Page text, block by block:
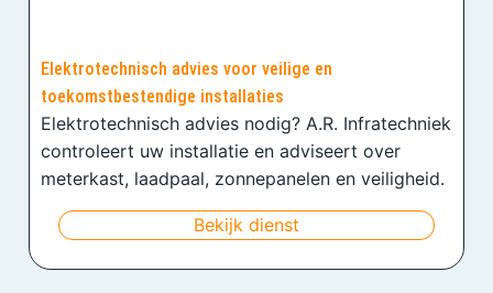
Elektrotechnisch advies voor veilige en
toekomstbestendige installaties
Elektrotechnisch advies nodig? A.R. Infratechniek
controleert uw installatie en adviseert over
meterkast, laadpaal, zonnepanelen en veiligheid.
Bekijk dienst